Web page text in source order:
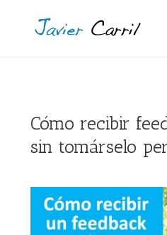
Cómo recibir
sin tomárselo